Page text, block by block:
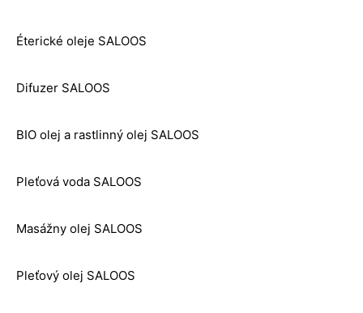
Éterické oleje SALOOS
Difuzer SALOOS
BIO olej a rastlinný olej SALOOS
Pleťová voda SALOOS
Masážny olej SALOOS
Pleťový olej SALOOS